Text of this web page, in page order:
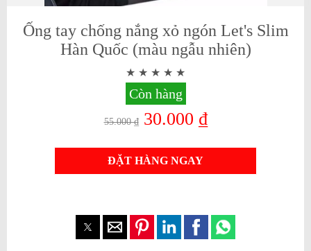
Ống tay chống nắng xỏ ngón Let's Slim
Hàn Quốc (màu ngẫu nhiên)
Còn hàng
55.000 ₫30.000 ₫
ĐẶT HÀNG NGAY